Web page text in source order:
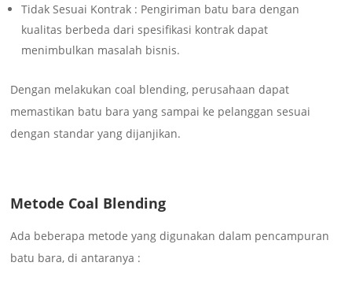
Tidak Sesuai Kontrak : Pengiriman batu bara dengan
kualitas berbeda dari spesifikasi kontrak dapat
menimbulkan masalah bisnis.
Dengan melakukan coal blending, perusahaan dapat
memastikan batu bara yang sampai ke pelanggan sesuai
dengan standar yang dijanjikan.
Metode Coal Blending
Ada beberapa metode yang digunakan dalam pencampuran
batu bara, di antaranya :